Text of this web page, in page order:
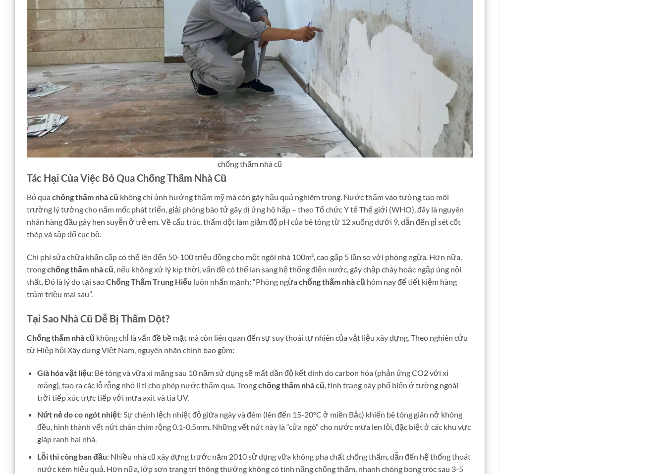
chống thấm nhà cũ
Tác Hại Của Việc Bỏ Qua Chống Thấm Nhà Cũ
Bỏ qua chống thấm nhà cũ không chỉ ảnh hưởng thẩm mỹ mà còn gây hậu quả nghiêm trọng. Nước thấm vào tường tạo môi
trường lý tưởng cho nấm mốc phát triển, giải phóng bào tử gây dị ứng hô hấp – theo Tổ chức Y tế Thế giới (WHO), đây là nguyên
nhân hàng đầu gây hen suyễn ở trẻ em. Về cấu trúc, thấm dột làm giảm độ pH của bê tông từ 12 xuống dưới 9, dẫn đến gỉ sét cốt
thép và sập đổ cục bộ.
Chi phí sửa chữa khẩn cấp có thể lên đến 50-100 triệu đồng cho một ngôi nhà 100m², cao gấp 5 lần so với phòng ngừa. Hơn nữa,
trongchống thấm nhà cũ, nếu không xử lý kịp thời, vấn đề có thể lan sang hệ thống điện nước, gây chập cháy hoặc ngập úng nội
thất. Đó là lý do tại saoChống Thấm Trung Hiếu luôn nhấn mạnh: “Phòng ngừa chống thấm nhà cũ hôm nay để tiết kiệm hàng
trăm triệu mai sau”.
Tại Sao Nhà Cũ Dễ Bị Thấm Dột?
Chống thấm nhà cũ không chỉ là vấn đề bề mặt mà còn liên quan đến sự suy thoái tự nhiên của vật liệu xây dựng. Theo nghiên cứu
từ Hiệp hội Xây dựng Việt Nam, nguyên nhân chính bao gồm:
Già hóa vật liệu: Bê tông và vữa xi măng sau 10 năm sử dụng sẽ mất dần độ kết dính do carbon hóa (phản ứng CO2 với xi
măng), tạo ra các lỗ rỗng nhỏ li ti cho phép nước thấm qua. Trongchống thấm nhà cũ , tình trạng này phổ biến ở tường ngoài
trời tiếp xúc trực tiếp với mưa axit và tia UV.
Nứt nẻ do co ngót nhiệt: Sự chênh lệch nhiệt độ giữa ngày và đêm (lên đến 15-20°C ở miền Bắc) khiến bê tông giãn nở không
đều, hình thành vết nứt chân chim rộng 0.1-0.5mm. Những vết nứt này là “cửa ngõ” cho nước mưa len lỏi, đặc biệt ở các khu vực
giáp ranh hai nhà.
Lỗi thi công ban đầu: Nhiều nhà cũ xây dựng trước năm 2010 sử dụng vữa không pha chất chống thấm, dẫn đến hệ thống thoát
nước kém hiệu quả. Hơn nữa, lớp sơn trang trí thông thường không có tính năng chống thấm, nhanh chóng bong tróc sau 3-5